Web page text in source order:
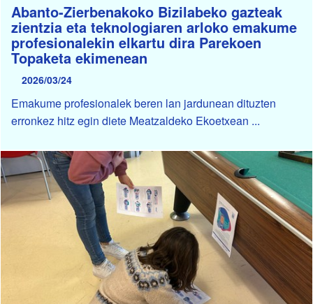
Abanto-Zierbenakoko Bizilabeko gazteak
zientzia eta teknologiaren arloko emakume
profesionalekin elkartu dira Parekoen
Topaketa ekimenean
2026/03/24
Emakume profesionalek beren lan jardunean dituzten
erronkez hitz egin diete Meatzaldeko Ekoetxean ...